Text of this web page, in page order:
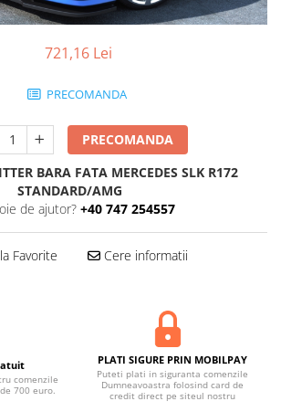
721,16 Lei
PRECOMANDA
PRECOMANDA
BARA FATA MERCEDES SLK R172
STANDARD/AMG
de ajutor? +40 747 254557
Favorite Cere informatii
comenzile
700 euro.
PLATI SIGURE PRIN MOBILPAY
Puteti plati in siguranta comenzile
Dumneavoastra folosind card de
credit direct pe siteul nostru